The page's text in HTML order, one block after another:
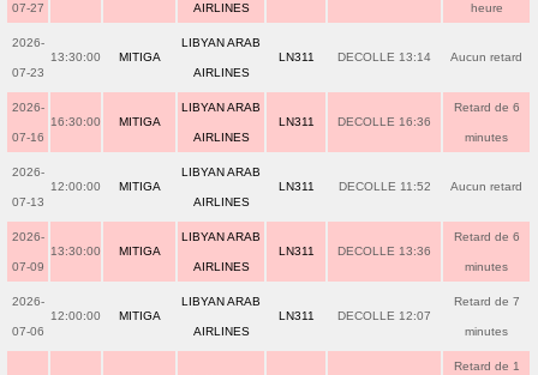
07-27 AIRLINES heure
2026-
07-23
13:30:00 MITIGA
LIBYAN ARAB
AIRLINES
LN311 DECOLLE 13:14 Aucun retard
2026-
07-16
16:30:00 MITIGA
LIBYAN ARAB
AIRLINES
LN311 DECOLLE 16:36
Retard de 6
minutes
2026-
07-13
12:00:00 MITIGA
LIBYAN ARAB
AIRLINES
LN311 DECOLLE 11:52 Aucun retard
2026-
07-09
13:30:00 MITIGA
LIBYAN ARAB
AIRLINES
LN311 DECOLLE 13:36
Retard de 6
minutes
2026-
07-06
12:00:00 MITIGA
LIBYAN ARAB
AIRLINES
LN311 DECOLLE 12:07
Retard de 7
minutes
Retard de 1